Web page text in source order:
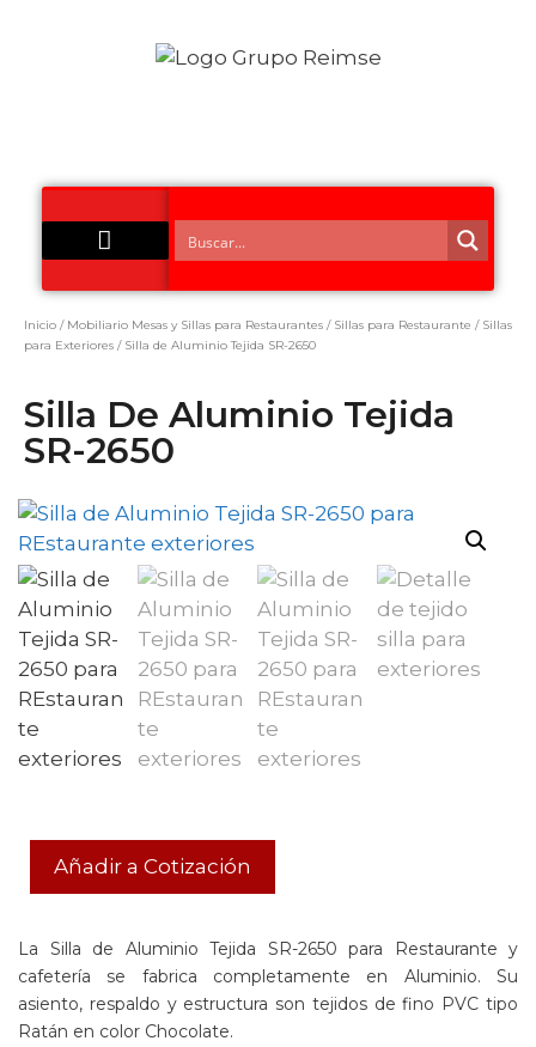
Inicio / Mobiliario Mesas y Sillas para Restaurantes / Sillas para Restaurante / Sillas
para Exteriores / Silla de Aluminio Tejida SR-2650
Silla De Aluminio Tejida
SR-2650
Añadir a Cotización
La Silla de Aluminio Tejida SR-2650 para Restaurante y
cafetería se fabrica completamente en Aluminio. Su
asiento, respaldo y estructura son tejidos de fino PVC tipo
Ratán en color Chocolate.